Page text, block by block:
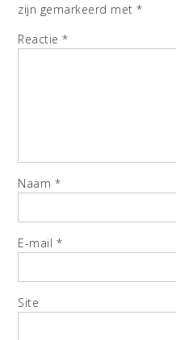
zijn gemarkeerd met*
Reactie*
Naam *
E-mail *
Site